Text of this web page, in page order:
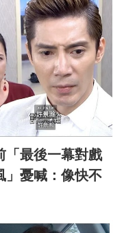
「最後一幕對戲
憂喊：像快不